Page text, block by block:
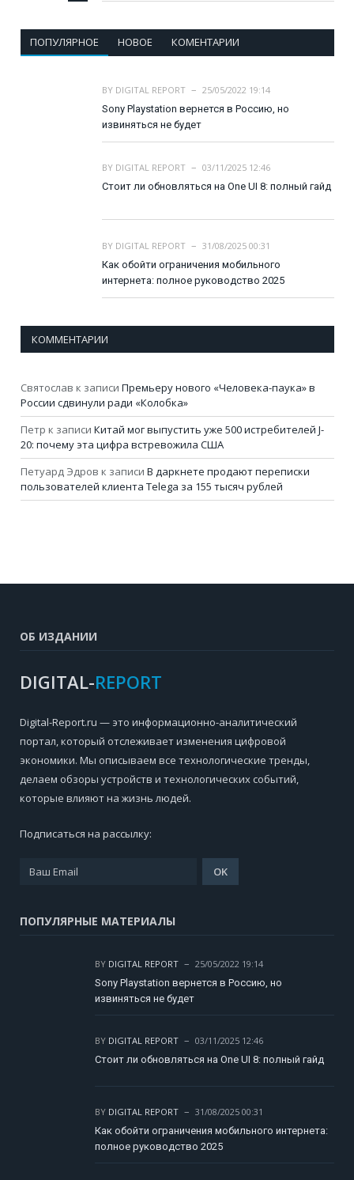
ПОПУЛЯРНОЕ НОВОЕ КОМЕНТАРИИ
BY DIGITAL REPORT
25/05/2022 19:14
Sony Playstation вернется в Россию, но
извиняться не будет
BY DIGITAL REPORT
03/11/2025 12:46
Стоит ли обновляться на One UI 8: полный гайд
BY DIGITAL REPORT
31/08/2025 00:31
Как обойти ограничения мобильного
интернета: полное руководство 2025
КОММЕНТАРИИ
Святослав к записи Премьеру нового «Человека-паука» в
России сдвинули ради «Колобка»
Петр к записи Китай мог выпустить уже 500 истребителей J-
20: почему эта цифра встревожила США
Петуард Эдров к записи В даркнете продают переписки
пользователей клиента Telega за 155 тысяч рублей
ОБ ИЗДАНИИ
DIGITAL-REPORT
Digital-Report.ru — это информационно-аналитический
портал, который отслеживает изменения цифровой
экономики. Мы описываем все технологические тренды,
делаем обзоры устройств и технологических событий,
которые влияют на жизнь людей.
Подписаться на рассылку:
ПОПУЛЯРНЫЕ МАТЕРИАЛЫ
BY DIGITAL REPORT
25/05/2022 19:14
Sony Playstation вернется в Россию, но
извиняться не будет
BY DIGITAL REPORT
03/11/2025 12:46
Стоит ли обновляться на One UI 8: полный гайд
BY DIGITAL REPORT
31/08/2025 00:31
Как обойти ограничения мобильного интернета:
полное руководство 2025